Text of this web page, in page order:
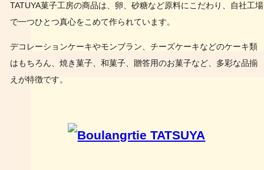
TATUYA菓子工房の商品は、卵、砂糖など原料にこだわり、自社工場
で一つひとつ真心をこめて作られています。
デコレーションケーキやモンブラン、チーズケーキなどのケーキ類
はもちろん、焼き菓子、和菓子、贈答用のお菓子など、多彩な品揃
えが特徴です。